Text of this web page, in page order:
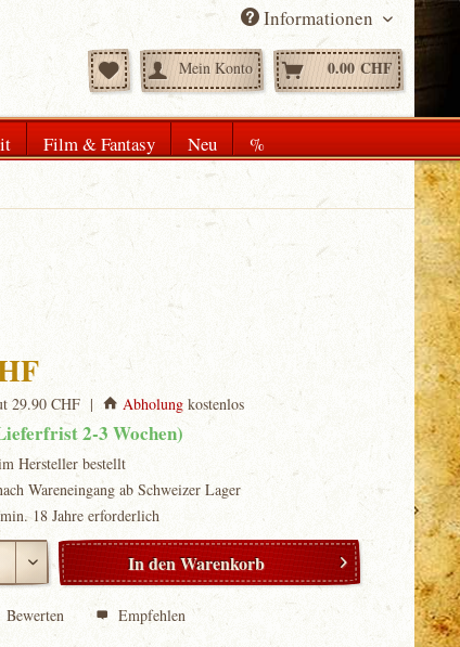
Informationen
Mein Konto 0.00 CHF
Film & Fantasy Neu %
29.90 CHF | Abholung kostenlos
2-3 Wochen)
Hersteller bestellt
Wareneingang ab Schweizer Lager
min. 18 Jahre erforderlich
In denWarenkorb
Bewerten Empfehlen